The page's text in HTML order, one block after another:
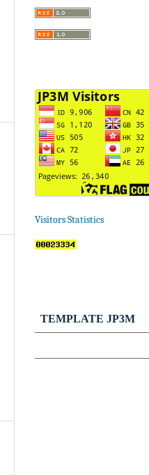
Visitors Statistics
TEMPLATE JP3M